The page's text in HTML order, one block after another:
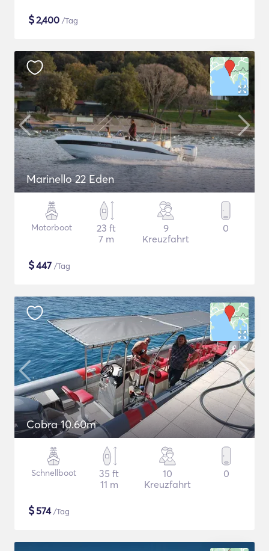
$2,400 /Tag
Marinello 22 Eden
Motorboot
23 ft
7 m
9
Kreuzfahrt
0
$447 /Tag
Cobra 10.60m
Schnellboot
35 ft
11 m
10
Kreuzfahrt
0
$574/Tag